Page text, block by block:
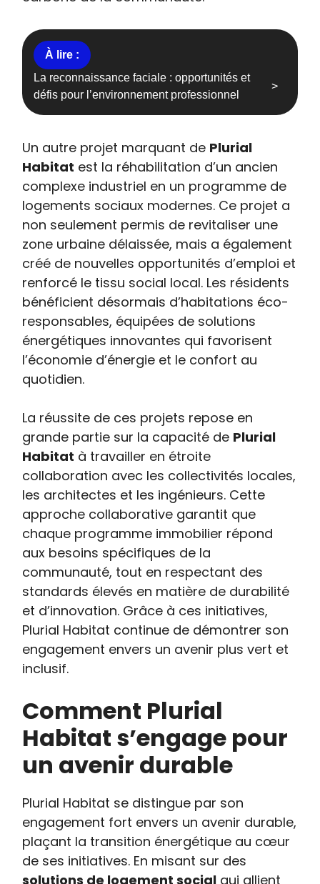
La reconnaissance faciale : opportunités et
défis pour l’environnement professionnel
Un autre projet marquant de Plurial
Habitat est la réhabilitation d’un ancien
complexe industriel en un programme de
logements sociaux modernes. Ce projet a
non seulement permis de revitaliser une
zone urbaine délaissée, mais a également
créé de nouvelles opportunités d’emploi et
renforcé le tissu social local. Les résidents
bénéficient désormais d’habitations éco-
responsables, équipées de solutions
énergétiques innovantes qui favorisent
l’économie d’énergie et le confort au
quotidien.
La réussite de ces projets repose en
grande partie sur la capacité de Plurial
Habitat à travailler en étroite
collaboration avec les collectivités locales,
les architectes et les ingénieurs. Cette
approche collaborative garantit que
chaque programme immobilier répond
aux besoins spécifiques de la
communauté, tout en respectant des
standards élevés en matière de durabilité
et d’innovation. Grâce à ces initiatives,
Plurial Habitat continue de démontrer son
engagement envers un avenir plus vert et
inclusif.
Comment Plurial
Habitat s’engage pour
un avenir durable
Plurial Habitat se distingue par son
engagement fort envers un avenir durable,
plaçant la transition énergétique au cœur
de ses initiatives. En misant sur des
solutions de logement social qui allient